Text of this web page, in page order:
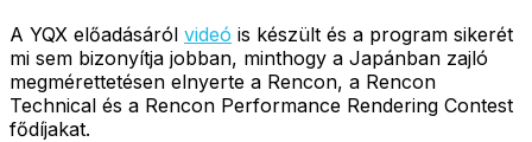
A YQX előadásáról videó is készült és a program sikerét
mi sem bizonyítja jobban, minthogy a Japánban zajló
megmérettetésen elnyerte a Rencon, a Rencon
Technical és a Rencon Performance Rendering Contest
fődíjakat.